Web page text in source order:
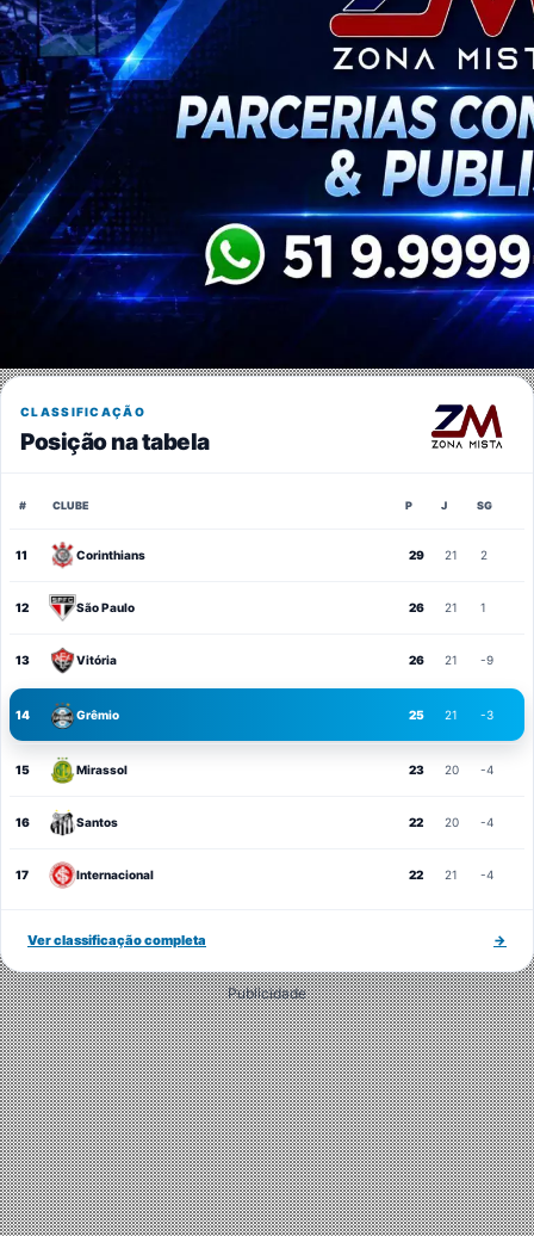
CLASSIFICAÇÃO
Posição na tabela
# CLUBE P J SG
11 Corinthians 29 21 2
12 São Paulo 26 21 1
13 Vitória 26 21 -9
14 Grêmio 25 21 -3
15 Mirassol 23 20 -4
16 Santos 22 20 -4
17 Internacional 22 21 -4
Ver classificação completa →
Publicidade